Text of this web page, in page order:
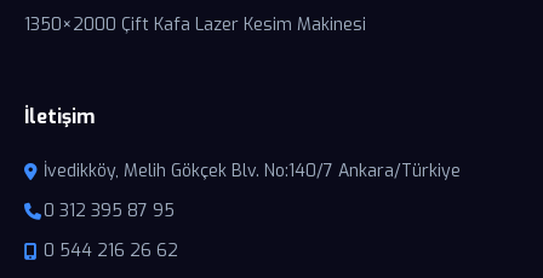
1350×2000 Çift Kafa Lazer Kesim Makinesi
İletişim
İvedikköy, Melih Gökçek Blv. No:140/7 Ankara/Türkiye
0 312 395 87 95
0 544 216 26 62